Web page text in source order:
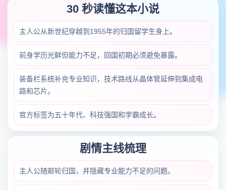
30 秒读懂这本小说
主人公从新世纪穿越到1955年的归国留学生身上。
前身学历光鲜但能力不足，回国初期必须避免暴露。
装备栏系统补充专业知识，技术路线从晶体管延伸到集成电
路和芯片。
官方标签为五十年代、科技强国和学霸成长。
剧情主线梳理
主人公随邮轮归国，并隐藏专业能力不足的问题。